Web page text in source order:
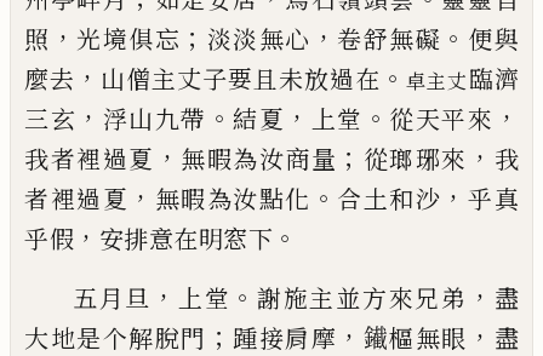
照 ， 光境俱忘 ； 淡淡無心 ， 卷舒無礙 。 便與
麼去 ， 山僧主丈子要且未放過在 。卓主丈臨濟
三玄 ， 浮山九帶 。結夏 ， 上堂 。 從天平來 ，
我者裡過夏 ， 無暇為汝商量 ； 從瑯琊來 ， 我
者裡過夏 ， 無暇為汝點化 。 合土和沙 ，乎真
乎假 ， 安排意在明窓下 。
五月旦 ， 上堂 。謝施主並方來兄弟 ， 盡
大地是个解脫門 ； 踵接肩摩 ， 䥫樞無眼 ， 盡